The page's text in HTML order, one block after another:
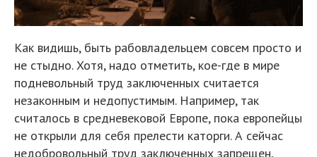
Как видишь, быть рабовладельцем совсем просто и
не стыдно. Хотя, надо отметить, кое-где в мире
подневольный труд заключенных считается
незаконным и недопустимым. Например, так
считалось в средневековой Европе, пока европейцы
не открыли для себя прелести каторги. А сейчас
недобровольный труд заключенных запрещен,